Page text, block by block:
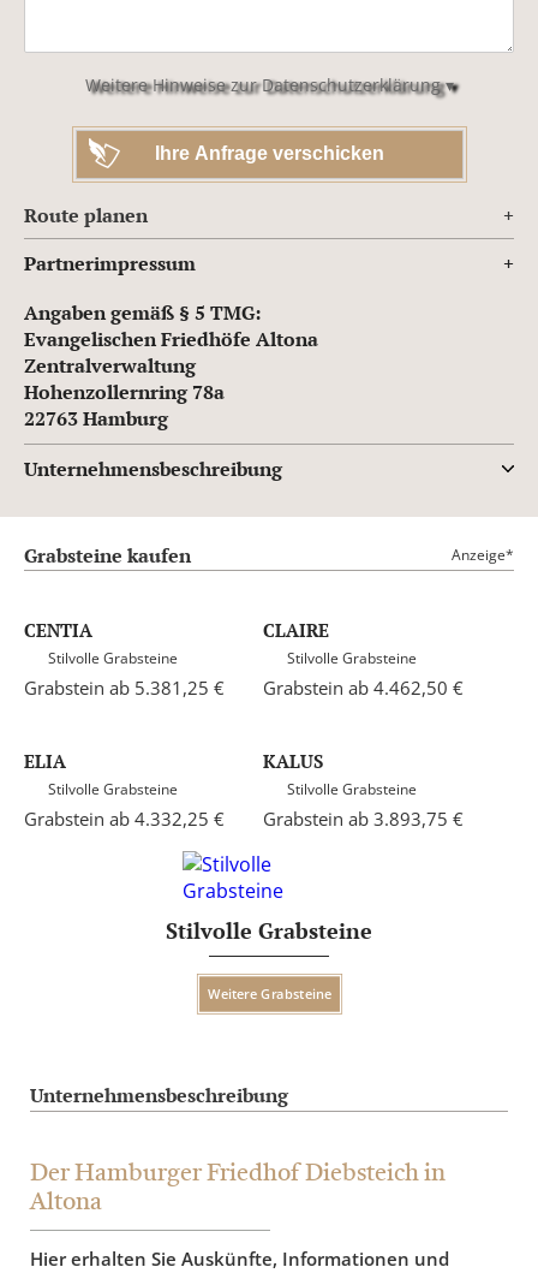
leer.Weitere Hinweise zur Datenschutzerklärung ▾
Route planen
Partnerimpressum
Angaben gemäß § 5 TMG:
Evangelischen Friedhöfe Altona
Zentralverwaltung
Hohenzollernring 78a
22763 Hamburg
Unternehmensbeschreibung
Grabsteine kaufen Anzeige*
Stilvolle Grabsteine
Weitere Grabsteine
CENTIA
Stilvolle Grabsteine
Grabstein ab 5.381,25 €
CLAIRE
Stilvolle Grabsteine
Grabstein ab 4.462,50 €
ELIA
Stilvolle Grabsteine
Grabstein ab 4.332,25 €
KALUS
Stilvolle Grabsteine
Grabstein ab 3.893,75 €
Unternehmensbeschreibung
Der Hamburger Friedhof Diebsteich in
Altona
Hier erhalten Sie Auskünfte, Informationen und